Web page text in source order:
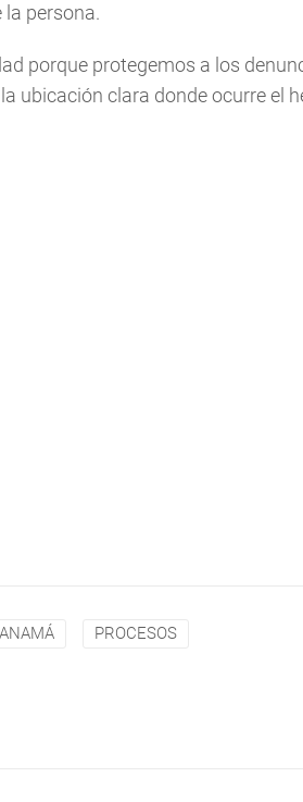
la persona.
porque protegemos a los
ubicación clara donde ocurre el
PROCESOS